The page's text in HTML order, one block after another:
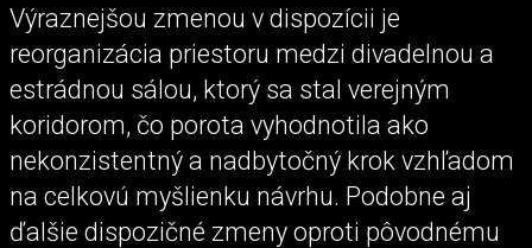
Výraznejšou zmenou v dispozícii je
reorganizácia priestoru medzi divadelnou a
estrádnou sálou, ktorý sa stal verejným
koridorom, čo porota vyhodnotila ako
nekonzistentný a nadbytočný krok vzhľadom
na celkovú myšlienku návrhu. Podobne aj
ďalšie dispozičné zmeny oproti pôvodnému